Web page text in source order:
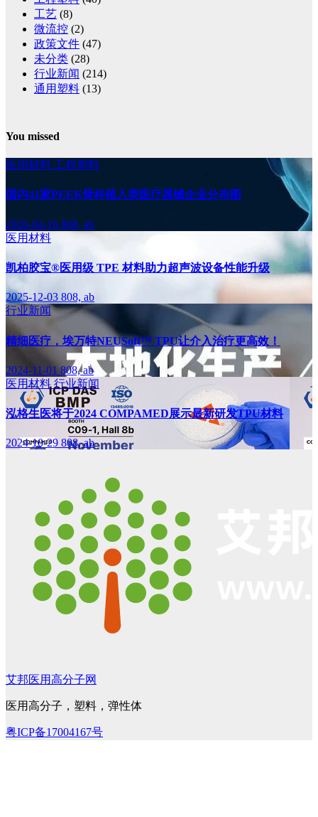
工艺 (8)
微流控 (2)
政策文件 (47)
未分类 (28)
行业新闻 (214)
通用塑料 (13)
You missed
医用材料 工程塑料
国内41家PEEK骨科植入类医疗器械企业分布图
2026-04-16 808, ab
医用材料
凯柏胶宝®医用级 TPE 材料助力超声波设备性能升级
2025-12-03 808, ab
行业新闻
精细医疗，埃万特NEUSoft™ TPU让介入治疗更高效！
2024-11-01808, ab
医用材料行业新闻
泓格生医将于2024 COMPAMED展示最新研发TPU材料
2024-10-29 808, ab
艾邦医用高分子网
医用高分子，塑料，弹性体
粤ICP备17004167号